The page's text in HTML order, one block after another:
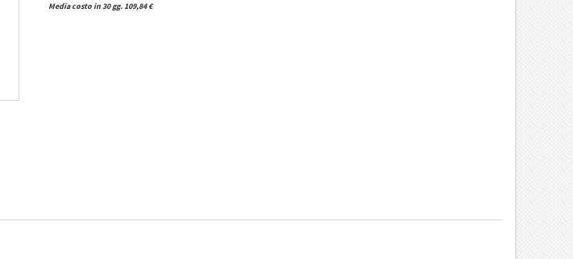
Media costo in 30 gg. 109,84 €